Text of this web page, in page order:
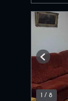
1 / 8
Previous